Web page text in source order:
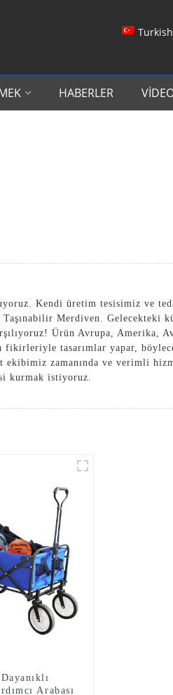
Turkish
HABERLER
Kendi üretim tesisimiz ve
Merdiven
. Gelecekteki
Ürün Avrupa, Amerika,
fikirleriyle tasarımlar yapar,
zamanında ve verimli
kurmak istiyoruz.
Arabası